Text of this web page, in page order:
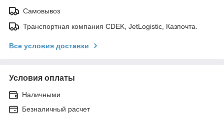
Самовывоз
Транспортная компания CDEK, JetLogistic, Казпочта.
Все условия доставки
Условия оплаты
Наличными
Безналичный расчет